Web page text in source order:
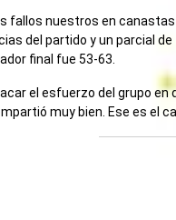
fallos nuestros en
del partido y un parcial
final fue 53-63.
el esfuerzo del grupo
muy bien. Ese es el